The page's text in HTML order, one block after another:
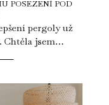
POSEZENÍ POD
pergoly už
Chtěla jsem